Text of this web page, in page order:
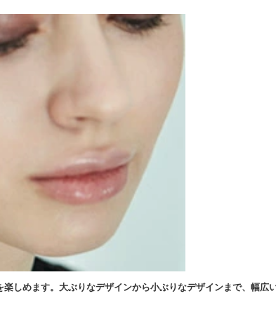
しめます。大ぶりなデザインから小ぶりなデザインまで、幅広